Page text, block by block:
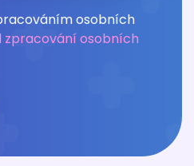
osobních
zpracování osobních